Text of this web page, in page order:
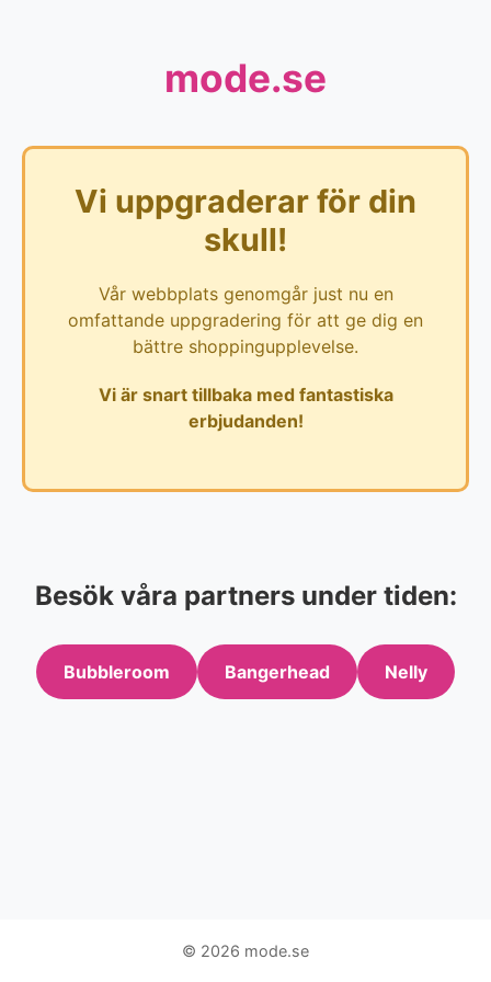
mode.se
Vi uppgraderar för din
skull!
Vår webbplats genomgår just nu en
omfattande uppgradering för att ge dig en
bättre shoppingupplevelse.
Vi är snart tillbaka med fantastiska
erbjudanden!
Besök våra partners under tiden:
Bubbleroom Bangerhead Nelly
© 2026 mode.se